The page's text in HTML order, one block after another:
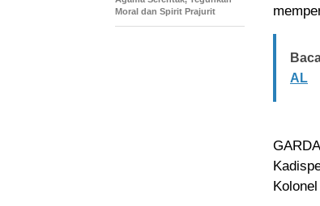
AL
Moral dan Spirit Prajurit